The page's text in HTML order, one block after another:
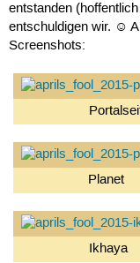
entstanden
entschuldigen wir. ☺
Screenshots:
Planet
Ikhaya